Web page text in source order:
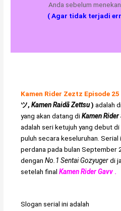
Anda sebelum
( Agar tidak terjadi
Kamen Rider Zeztz Episode 25
ツ,Kamen Raidā Zettsu)adalah
yang akan datang diKamen
adalah seri ketujuh yang debut di
puluh secara keseluruhan. Serial
perdana pada bulan September
denganNo.1 Sentai Gozyugerdi
setelah finalKamen Rider Gavv .
Slogan serial ini adalah